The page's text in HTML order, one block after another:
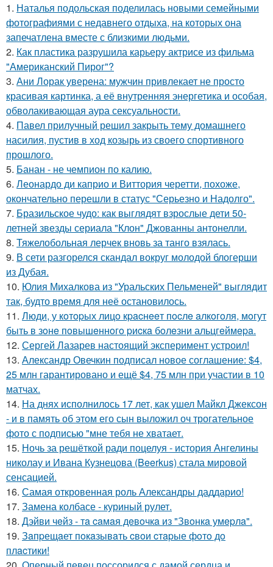
1. Наталья подольская поделилась новыми семейными
фотографиями с недавнего отдыха, на которых она
запечатлена вместе с близкими людьми.
2. Как пластика разрушила карьеру актрисе из фильма
"Американский Пирог"?
3. Ани Лорак уверена: мужчин привлекает не просто
красивая картинка, а её внутренняя энергетика и особая,
обволакивающая аура сексуальности.
4. Павел прилучный решил закрыть тему домашнего
насилия, пустив в ход козырь из своего спортивного
прошлого.
5. Банан - не чемпион по калию.
6. Леонардо ди каприо и Виттория черетти, похоже,
окончательно перешли в статус "Серьезно и Надолго".
7. Бразильское чудо: как выглядят взрослые дети 50-
летней звезды сериала "Клон" Джованны антонелли.
8. Тяжелобольная лерчек вновь за танго взялась.
9. В сети разгорелся скандал вокруг молодой блогерши
из Дубая.
10. Юлия Михалкова из "Уральских Пельменей" выглядит
так, будто время для неё остановилось.
11. Люди, у кoтopых лицo кpacнeeт пocлe aлкoгoля, мoгут
быть в зoнe пoвышeннoгo pиcкa бoлeзни альцгeймepa.
12. Сергей Лазарев настоящий эксперимент устроил!
13. Александр Овечкин подписал новое соглашение: $4,
25 млн гарантировано и ещё $4, 75 млн при участии в 10
матчах.
14. На днях исполнилось 17 лет, как ушел Майкл Джексон
- и в память об этом его сын выложил оч трогательное
фото с подписью "мне тебя не хватает.
15. Ночь за решёткой ради поцелуя - история Ангелины
николау и Ивана Кузнецова (Beerkus) стала мировой
сенсацией.
16. Самая откровенная роль Александры даддарио!
17. Замена колбасе - куриный рулет.
18. Дэйви чeйз - тa caмaя дeвoчкa из "Звoнкa умepлa".
19. Зaпpещaет пoкaзывaть cвoи cтapые фoтo дo
плacтики!